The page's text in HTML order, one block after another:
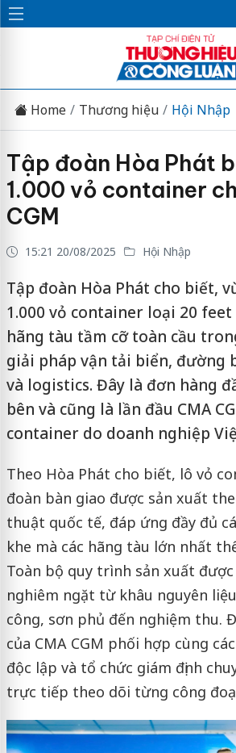
Home Thương hiệu Hội Nhập
Tập đoàn Hòa Phát
1.000 vỏ container
CGM
15:21 20/08/2025 Hội Nhập
Tập đoàn Hòa Phát cho biết,
1.000 vỏ container loại 20 feet
hãng tàu tầm cỡ toàn cầu
giải pháp vận tải biển, đường
và logistics. Đây là đơn hàng
bên và cũng là lần đầu CMA
container do doanh nghiệp
Theo Hòa Phát cho biết, lô vỏ
đoàn bàn giao được sản xuất
thuật quốc tế, đáp ứng đầy đủ
khe mà các hãng tàu lớn nhất
Toàn bộ quy trình sản xuất
nghiêm ngặt từ khâu nguyên
công, sơn phủ đến nghiệm thu.
của CMA CGM phối hợp cùng
độc lập và tổ chức giám định
trực tiếp theo dõi từng công